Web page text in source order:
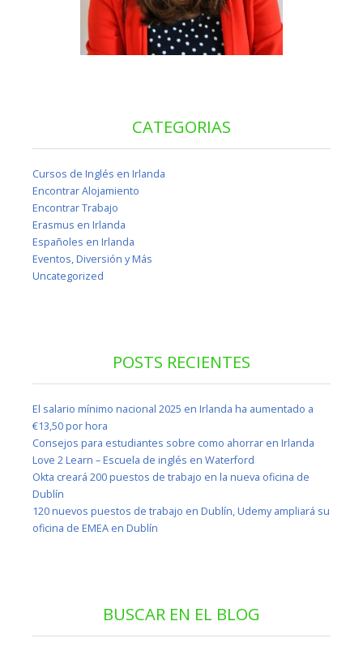
CATEGORIAS
Cursos de Inglés en Irlanda
Encontrar Alojamiento
Encontrar Trabajo
Erasmus en Irlanda
Españoles en Irlanda
Eventos, Diversión y Más
Uncategorized
POSTS RECIENTES
El salario mínimo nacional 2025 en Irlanda ha aumentado a
€13,50 por hora
Consejos para estudiantes sobre como ahorrar en Irlanda
Love 2 Learn – Escuela de inglés en Waterford
Okta creará 200 puestos de trabajo en la nueva oficina de
Dublín
120 nuevos puestos de trabajo en Dublín, Udemy ampliará su
oficina de EMEA en Dublín
BUSCAR EN EL BLOG